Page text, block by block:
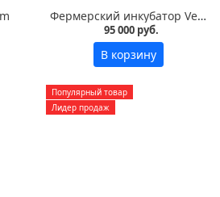
Фермерский инкубатор Vega S7 LED на 700 яиц
95 000 руб.
В корзину
Популярный товар
Лидер продаж